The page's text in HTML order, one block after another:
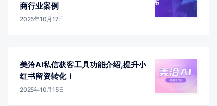
商行业案例
2025年10月17日
美洽AI私信获客工具功能介绍,提升小
红书留资转化！
2025年10月15日